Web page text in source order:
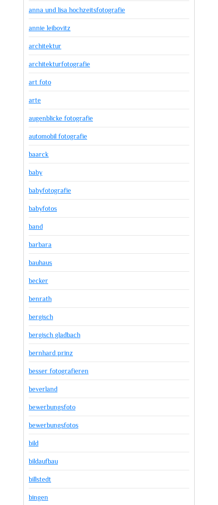
anna und lisa hochzeitsfotografie
annie leibovitz
architektur
architekturfotografie
art foto
arte
augenblicke fotografie
automobil fotografie
baarck
baby
babyfotografie
babyfotos
band
barbara
bauhaus
becker
benrath
bergisch
bergisch gladbach
bernhard prinz
besser fotografieren
beverland
bewerbungsfoto
bewerbungsfotos
bild
bildaufbau
billstedt
bingen